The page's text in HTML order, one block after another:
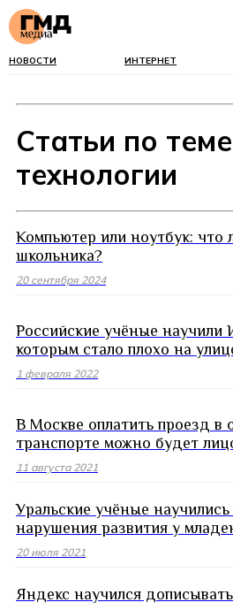
НОВОСТИ ИНТЕРНЕТ
Статьи по теме
технологии
Компьютер или ноутбук: что
школьника?
20 сентября 2024
Российские учёные научили
которым стало плохо на
1 февраля 2022
В Москве оплатить проезд в
транспорте можно будет
11 августа 2021
Уральские учёные
нарушения развития у
20 июля 2021
Яндекс научился